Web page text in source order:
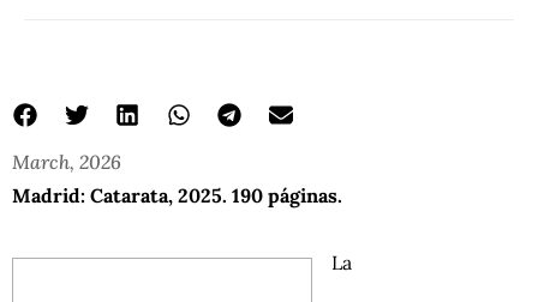
March, 2026
Madrid: Catarata, 2025. 190 páginas.
La